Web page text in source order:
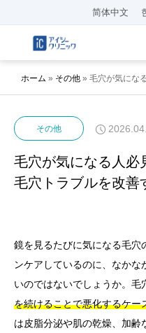
简体中文
ホーム » その他 » 毛穴が気にな
その他
毛穴が気になる人必
毛穴トラブルを改善
鏡を見るたびに気になる毛穴
ンケアしているのに、なか
いのではないでしょうか。毛
を続けることで悪化するケー
は皮脂分泌や肌の乾燥、加齢